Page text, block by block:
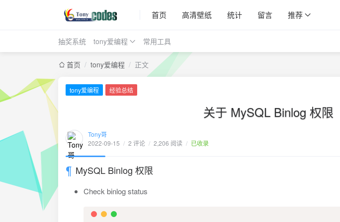
首页 高清壁纸 统计 留言 推荐
抽奖系统 tony爱编程 常用工具
首页 / tony爱编程 / 正文
tony爱编程 经验总结
关于 MySQL Binlog 权限
Tony哥
2022-09-15 / 2 评论 / 2,206 阅读 / 已收录
MySQL Binlog 权限
Check binlog status